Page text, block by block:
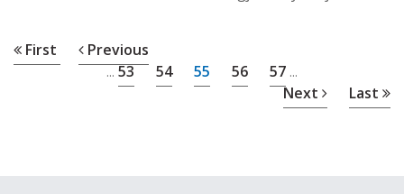
First Previous
... 53 54 55 56 57 ...
Next Last